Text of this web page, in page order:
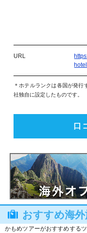
URL
hotel
＊ホテルランクは各国が発
社独自に設定したものです。
口
おすすめ海
かもめツアーがおすすめする